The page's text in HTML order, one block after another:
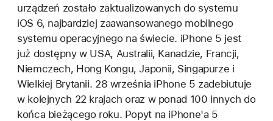
urządzeń zostało zaktualizowanych do systemu
iOS 6, najbardziej zaawansowanego mobilnego
systemu operacyjnego na świecie. iPhone 5 jest
już dostępny w USA, Australii, Kanadzie, Francji,
Niemczech, Hong Kongu, Japonii, Singapurze i
Wielkiej Brytanii. 28 września iPhone 5 zadebiutuje
w kolejnych 22 krajach oraz w ponad 100 innych do
końca bieżącego roku. Popyt na iPhone'a 5